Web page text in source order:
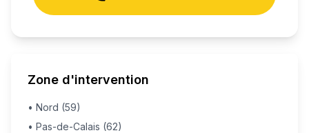
Zone d'intervention
• Nord (59)
• Pas-de-Calais (62)